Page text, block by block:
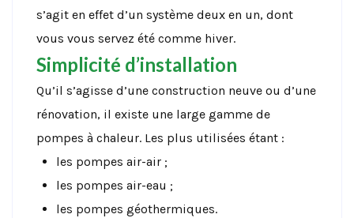
s’agit en effet d’un système deux en un, dont
vous vous servez été comme hiver.
Simplicité d’installation
Qu’il s’agisse d’une construction neuve ou d’une
rénovation, il existe une large gamme de
pompes à chaleur. Les plus utilisées étant :
les pompes air-air ;
les pompes air-eau ;
les pompes géothermiques.